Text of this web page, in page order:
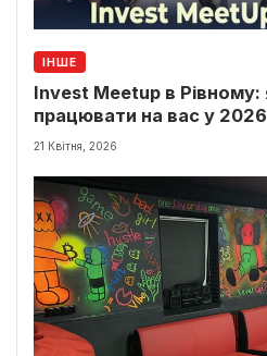
ІНШЕ
Invest Meetup в Рівному:
працювати на вас у 2026
21 Квітня, 2026